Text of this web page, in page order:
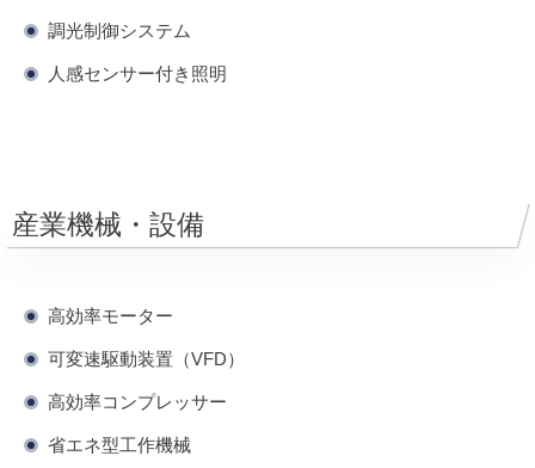
調光制御システム
人感センサー付き照明
産業機械・設備
高効率モーター
可変速駆動装置（VFD）
高効率コンプレッサー
省エネ型工作機械